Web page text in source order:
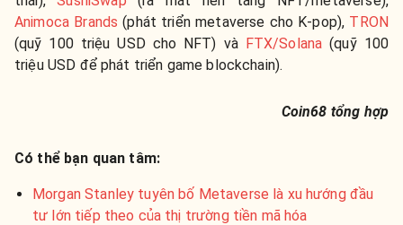
Animoca Brands (phát triển metaverse cho K-pop), TRON
(quỹ 100 triệu USD cho NFT) và FTX/Solana (quỹ 100
triệu USD để phát triển game blockchain).
Coin68 tổng hợp
Có thể bạn quan tâm:
Morgan Stanley tuyên bố Metaverse là xu hướng đầu
tư lớn tiếp theo của thị trường tiền mã hóa